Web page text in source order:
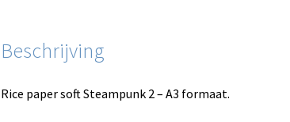
Beschrijving
Rice paper soft Steampunk 2 – A3 formaat.